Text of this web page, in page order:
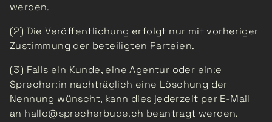
werden.
(2) Die Veröffentlichung erfolgt nur mit vorheriger
Zustimmung der beteiligten Parteien.
(3) Falls ein Kunde, eine Agentur oder ein:e
Sprecher:in nachträglich eine Löschung der
Nennung wünscht, kann dies jederzeit per E-Mail
an hallo@sprecherbude.ch beantragt werden.